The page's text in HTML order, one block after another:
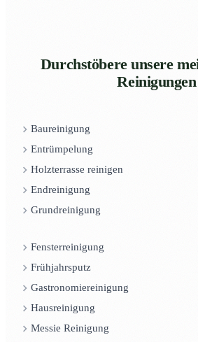
Durchstöbere unsere
Reinigungen
Baureinigung
Entrümpelung
Holzterrasse reinigen
Endreinigung
Grundreinigung
Fensterreinigung
Frühjahrsputz
Gastronomiereinigung
Hausreinigung
Messie Reinigung